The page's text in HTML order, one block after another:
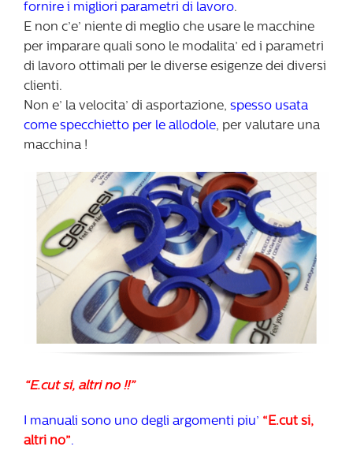
fornire i migliori parametri di lavoro.
E non c’e’ niente di meglio che usare le macchine
per imparare quali sono le modalita’ ed i parametri
di lavoro ottimali per le diverse esigenze dei diversi
clienti.
Non e’ la velocita’ di asportazione, spesso usata
come specchietto per le allodole, per valutare una
macchina !
“E.cut si, altri no !!”
I manuali sono uno degli argomenti piu’ “E.cut si,
altri no”.